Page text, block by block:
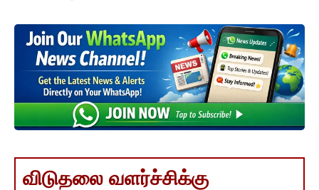
விடுதலை வளர்ச்சிக்கு